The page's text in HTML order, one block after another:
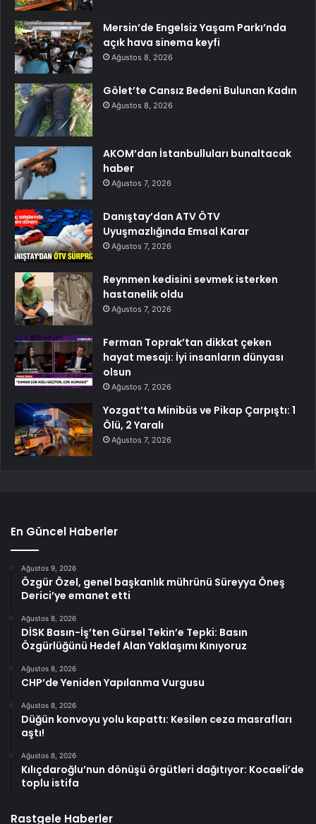
Mersin’de Engelsiz Yaşam Parkı’nda
açık hava sinema keyfi
Ağustos 8, 2026
Gölet’te Cansız Bedeni Bulunan Kadın
Ağustos 8, 2026
AKOM’dan İstanbulluları bunaltacak
haber
Ağustos 7, 2026
Danıştay’dan ATV ÖTV
Uyuşmazlığında Emsal Karar
Ağustos 7, 2026
Reynmen kedisini sevmek isterken
hastanelik oldu
Ağustos 7, 2026
Ferman Toprak’tan dikkat çeken
hayat mesajı: İyi insanların dünyası
olsun
Ağustos 7, 2026
Yozgat’ta Minibüs ve Pikap Çarpıştı: 1
Ölü, 2 Yaralı
Ağustos 7, 2026
En Güncel Haberler
Ağustos 9, 2026
Özgür Özel, genel başkanlık mührünü Süreyya Öneş
Derici’ye emanet etti
Ağustos 8, 2026
DİSK Basın-İş’ten Gürsel Tekin’e Tepki: Basın
Özgürlüğünü Hedef Alan Yaklaşımı Kınıyoruz
Ağustos 8, 2026
CHP’de Yeniden Yapılanma Vurgusu
Ağustos 8, 2026
Düğün konvoyu yolu kapattı: Kesilen ceza masrafları
aştı!
Ağustos 8, 2026
Kılıçdaroğlu’nun dönüşü örgütleri dağıtıyor: Kocaeli’de
toplu istifa
Rastgele Haberler